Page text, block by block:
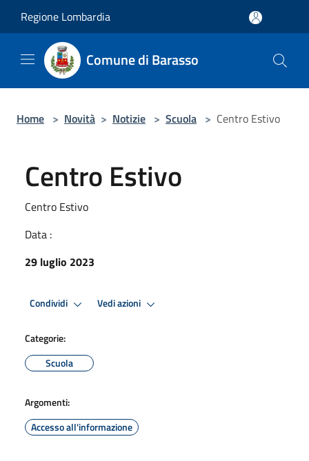
Regione Lombardia
Comune di Barasso
Home > Novità > Notizie > Scuola > Centro Estivo
Centro Estivo
Centro Estivo
Data :
29 luglio 2023
Condividi Vedi azioni
Categorie:
Scuola
Argomenti:
Accesso all'informazione